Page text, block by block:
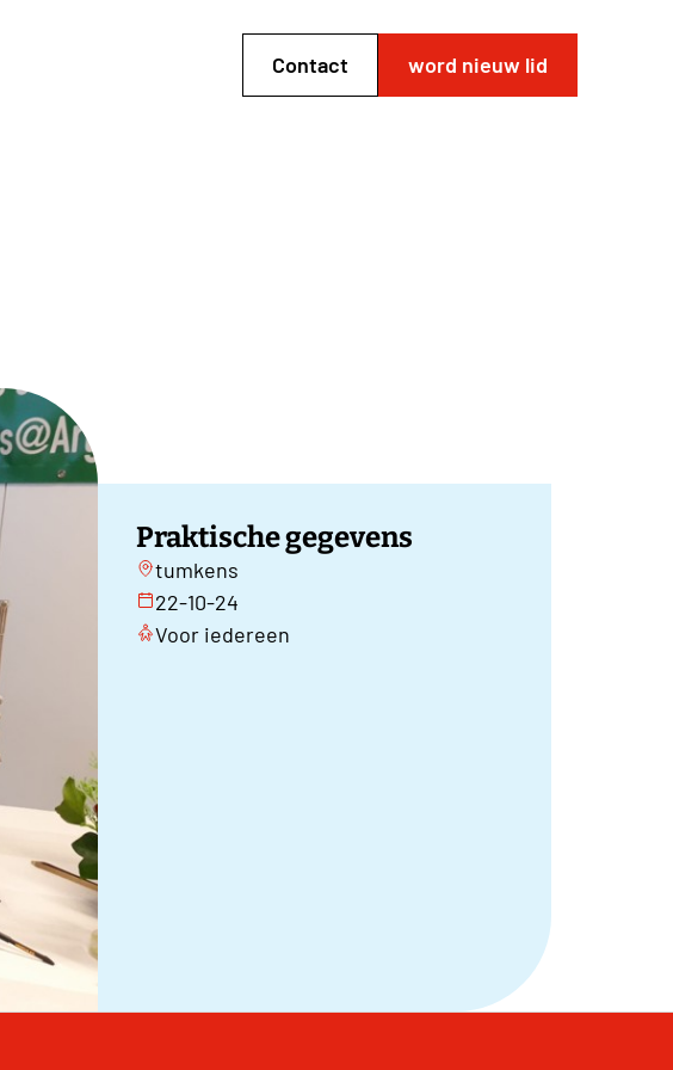
Contact word nieuw lid
Praktische gegevens
tumkens
22-10-24
Voor iedereen